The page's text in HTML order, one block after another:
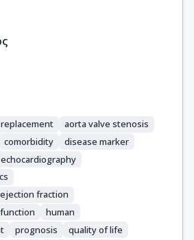
aorta valve stenosis
comorbidity
disease marker
echocardiography
fraction
human
prognosis
quality of life